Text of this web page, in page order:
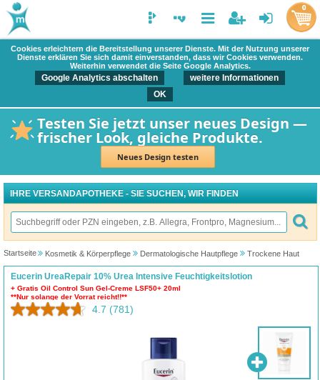
Cookies erleichtern die Bereitstellung unserer Dienste. Mit der Nutzung unserer
Dienste erklären Sie sich damit einverstanden, dass wir Cookies verwenden.
Weiterhin verwendet die Seite Google Analytics.
Google Analytics abschalten
weitere Informationen
OK
Testen Sie jetzt unser neues Design —
frischer Look, gleiche Produkte.
Neues Design testen
0
IHRE VERSANDAPOTHEKE - SIE SUCHEN, WIR FINDEN
Startseite Kosmetik & Körperpflege Dermatologische Hautpflege Trockene Haut
Eucerin UreaRepair 10% Urea Intensive Feuchtigkeitslotion
+ Gratis Oil Control Sun Gel-Creme LSF50+ 20ml
**Nur solange der Vorrat reicht!!**
4.7 (781)